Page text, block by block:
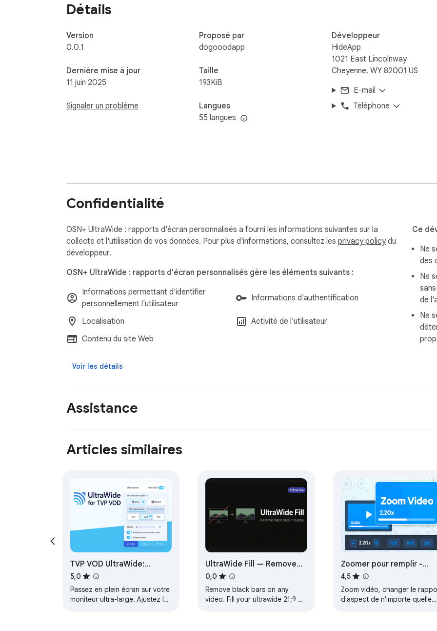
Détails
Version
0.0.1
Dernière mise à jour
11 juin 2025
Signaler un problème
Proposé par
dogooodapp
Taille
193KiB
Langues
55 langues
Développeur
HideApp
1021 East Lincolnway
Cheyenne, WY 82001 US
E-mail
Téléphone
Confidentialité
OSN+ UltraWide : rapports d'écran personnalisés a fourni les informations suivantes sur la
collecte et l'utilisation de vos données. Pour plus d'informations, consultez les privacy policydu
développeur.
OSN+ UltraWide : rapports d'écran personnalisés gère les éléments suivants :
Informations permettant d'identifier
personnellement l'utilisateur
Informations d'authentification
Localisation
Activité de l'utilisateur
Contenu du site Web
Voir les détails
Ce
Ne
des
Ne
de
Ne
Assistance
Articles similaires
TVP VOD UltraWide:
rapports personnalisés en
plein écran
5,0
Passez en plein écran sur votre
moniteur ultra-large. Ajustez la
UltraWide Fill — Remove
Black Bars
0,0
Remove black bars on any
video. Fill your ultrawide 21:9 or
Zoomer pour remplir -
vidéo ultrawide
4,5
Zoom vidéo, changer le
d'aspect de n'importe quelle